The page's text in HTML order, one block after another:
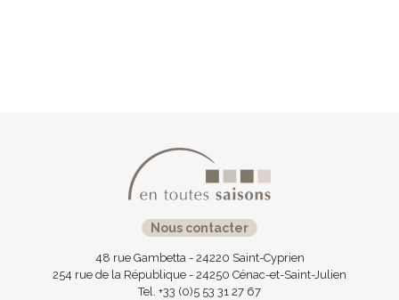
Nous contacter
48 rue Gambetta - 24220 Saint-Cyprien
254 rue de la République - 24250 Cénac-et-Saint-Julien
Tel. +33 (0)5 53 31 27 67